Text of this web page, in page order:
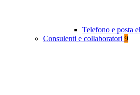
Telefono e posta
Consulenti e collaboratori 9